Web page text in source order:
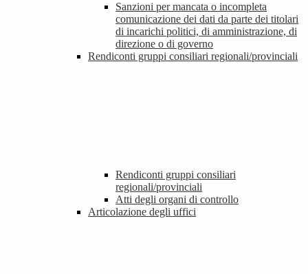
Sanzioni per mancata o incompleta
comunicazione dei dati da parte dei titolari
di incarichi politici, di amministrazione, di
direzione o di governo
Rendiconti gruppi consiliari regionali/provinciali
Rendiconti gruppi consiliari
regionali/provinciali
Atti degli organi di controllo
Articolazione degli uffici